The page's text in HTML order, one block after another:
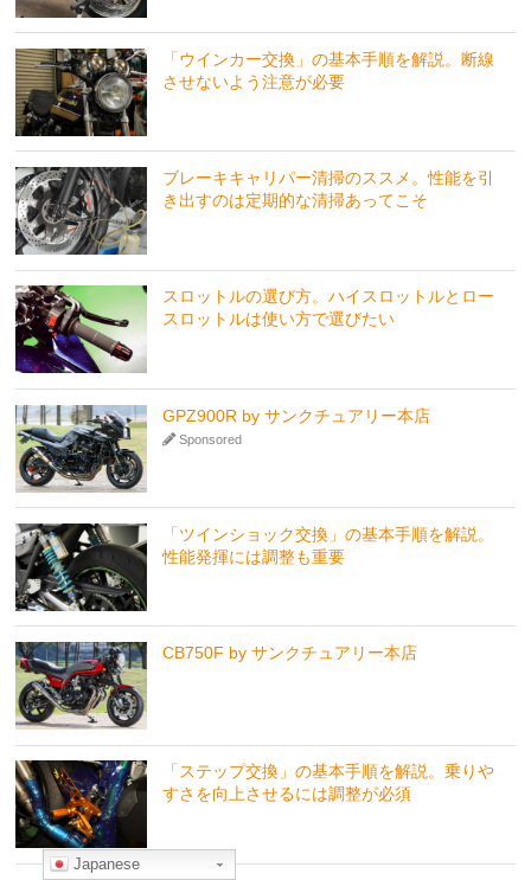
「ウインカー交換」の基本手順を解説。断線
させないよう注意が必要
ブレーキキャリパー清掃のススメ。性能を引
き出すのは定期的な清掃あってこそ
スロットルの選び方。ハイスロットルとロー
スロットルは使い方で選びたい
GPZ900R by サンクチュアリー本店
Sponsored
「ツインショック交換」の基本手順を解説。
性能発揮には調整も重要
CB750F by サンクチュアリー本店
「ステップ交換」の基本手順を解説。乗りや
すさを向上させるには調整が必須
Japanese